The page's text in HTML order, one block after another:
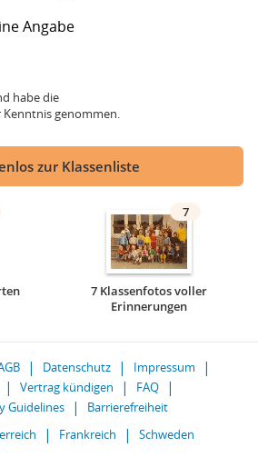
Angabe
habe die
Kenntnis genommen.
zur Klassenliste
7
7 Klassenfotos voller
Erinnerungen
Datenschutz
Impressum
Vertrag kündigen
FAQ
Guidelines
Barrierefreiheit
Frankreich Schweden